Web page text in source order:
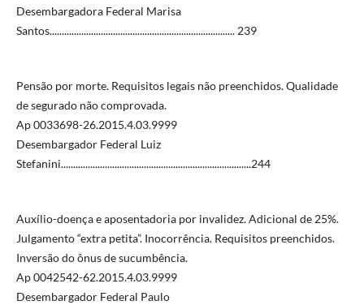
Desembargadora Federal Marisa
Santos............................................................................ 239
Pensão por morte. Requisitos legais não preenchidos. Qualidade
de segurado não comprovada.
Ap 0033698-26.2015.4.03.9999
Desembargador Federal Luiz
Stefanini..............................................................................244
Auxílio-doença e aposentadoria por invalidez. Adicional de 25%.
Julgamento “extra petita”. Inocorrência. Requisitos preenchidos.
Inversão do ônus de sucumbência.
Ap 0042542-62.2015.4.03.9999
Desembargador Federal Paulo